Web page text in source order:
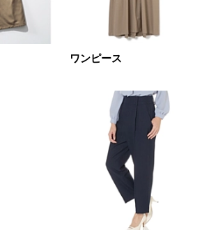
グレー
オレンジ
ピンク
ブルー
ワンピース